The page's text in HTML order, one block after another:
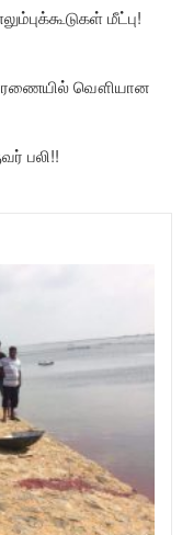
மீட்பு!
வௌியான
பலி!!